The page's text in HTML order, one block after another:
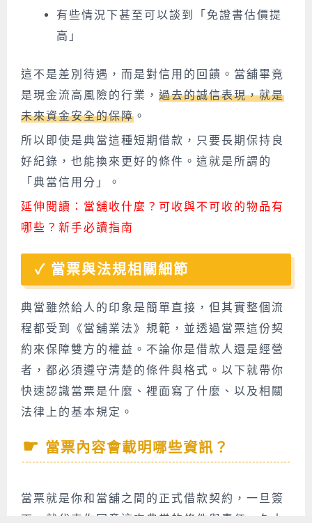
有些情況下甚至可以談到「免證書估價提
高」
這不是差別待遇，而是對信用的回饋。當舖畢竟
是現金流高風險的行業， 過去的誠信表現，就是
未來資金安全的保障 。
所以即使是典當這種短期借款，只要長期保持良
好紀錄，也能換來更好的條件。這就是所謂的
「典當信用分」。
延伸閱讀： 當舖收什麼？可收與不可收的物品有
哪些？新手必讀指南
當票與法規相關細節
典當雖然給人的印象是簡單直接，但其實整個流
程都受到《當舖業法》規範，並透過當票這份契
約來保障雙方的權益。不論你是借款人還是經營
者，都必須遵守清楚的條件與格式。以下就帶你
快速認識當票是什麼、裡面寫了什麼、以及相關
法律上的基本規定。
當票內容會載明哪些資訊？
當票就是你和當舖之間的正式借款契約，一旦簽
下，就代表你同意這次典當的條件與責任。久大